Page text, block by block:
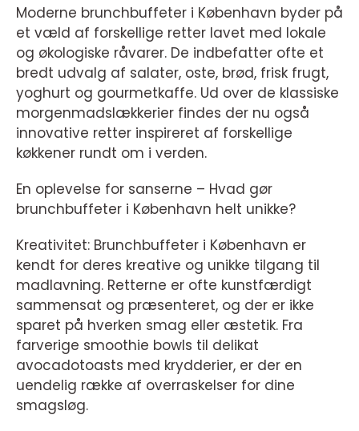
Moderne brunchbuffeter i København byder på
et væld af forskellige retter lavet med lokale
og økologiske råvarer. De indbefatter ofte et
bredt udvalg af salater, oste, brød, frisk frugt,
yoghurt og gourmetkaffe. Ud over de klassiske
morgenmadslækkerier findes der nu også
innovative retter inspireret af forskellige
køkkener rundt om i verden.
En oplevelse for sanserne – Hvad gør
brunchbuffeter i København helt unikke?
Kreativitet: Brunchbuffeter i København er
kendt for deres kreative og unikke tilgang til
madlavning. Retterne er ofte kunstfærdigt
sammensat og præsenteret, og der er ikke
sparet på hverken smag eller æstetik. Fra
farverige smoothie bowls til delikat
avocadotoasts med krydderier, er der en
uendelig række af overraskelser for dine
smagsløg.